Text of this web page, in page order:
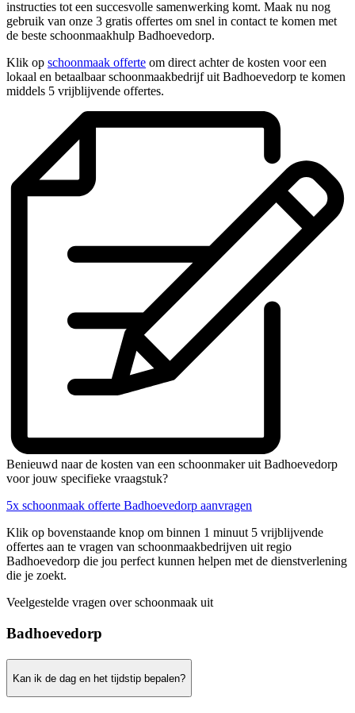
instructies tot een succesvolle samenwerking komt. Maak nu nog
gebruik van onze 3 gratis offertes om snel in contact te komen met
de beste schoonmaakhulp Badhoevedorp.
Klik op schoonmaak offerte om direct achter de kosten voor een
lokaal en betaalbaar schoonmaakbedrijf uit Badhoevedorp te komen
middels 5 vrijblijvende offertes.
Benieuwd naar de kosten van een schoonmaker uit Badhoevedorp
voor jouw specifieke vraagstuk?
5x schoonmaak offerte Badhoevedorp aanvragen
Klik op bovenstaande knop om binnen 1 minuut 5 vrijblijvende
offertes aan te vragen van schoonmaakbedrijven uit regio
Badhoevedorp die jou perfect kunnen helpen met de dienstverlening
die je zoekt.
Veelgestelde vragen over schoonmaak uit
Badhoevedorp
Kan ik de dag en het tijdstip bepalen?